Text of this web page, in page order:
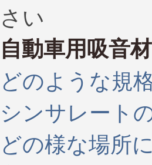
さい
自動車用吸音
どのような規
シンサレート
どの様な場所